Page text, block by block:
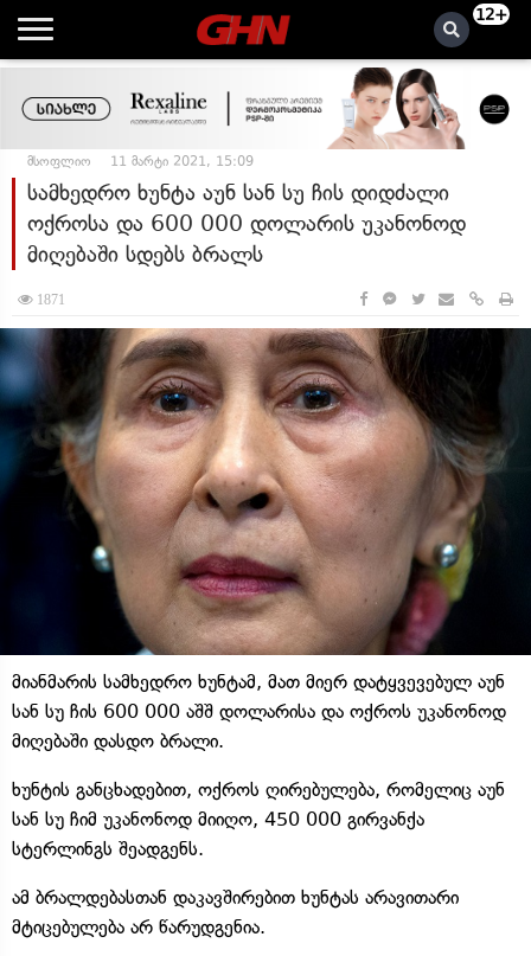
12+
მსოფლიო 11 მარტი 2021, 15:09
სამხედრო ხუნტა აუნ სან სუ ჩის დიდძალი
ოქროსა და 600 000 დოლარის უკანონოდ
მიღებაში სდებს ბრალს
1871
მიანმარის სამხედრო ხუნტამ, მათ მიერ დატყვევებულ აუნ
სან სუ ჩის 600 000 აშშ დოლარისა და ოქროს უკანონოდ
მიღებაში დასდო ბრალი.
ხუნტის განცხადებით, ოქროს ღირებულება, რომელიც აუნ
სან სუ ჩიმ უკანონოდ მიიღო, 450 000 გირვანქა
სტერლინგს შეადგენს.
ამ ბრალდებასთან დაკავშირებით ხუნტას არავითარი
მტიცებულება არ წარუდგენია.